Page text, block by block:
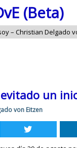
(Beta)
– Christian Delgado
un
von Eitzen